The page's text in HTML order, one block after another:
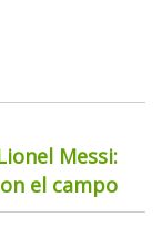
Messi:
el campo